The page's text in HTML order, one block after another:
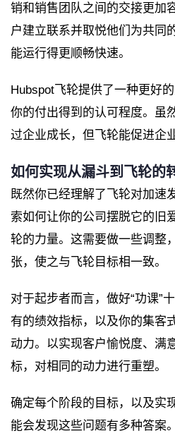
销和销售团队之间的交接更加
户建立联系并取悦他们为共同
能运行得更顺畅快速。
Hubspot飞轮提供了一种更好
你的付出得到的认可程度。虽
过企业成长，但飞轮能促进企
如何实现从漏斗到飞轮的
既然你已经理解了飞轮对加速
索如何让你的公司摆脱它的旧
轮的力量。这需要做一些调整
张，使之与飞轮目标相一致。
对于起步者而言，做好“功课”
有的绩效指标，以及你的集客
动力。以实现客户愉悦度、满
标，对相同的动力进行重塑。
确定每个阶段的目标，以及实
能会发现这些问题有多种答案